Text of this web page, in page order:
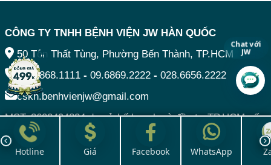
Hotline Giá Facebook WhatsApp
Chat với
JW
CÔNG TY TNHH BỆNH VIỆN JW HÀN QUỐC
50 Tôn Thất Tùng, Phường Bến Thành, TP.HCM
09.6868.1111 - 09.6869.2222 - 028.6656.2222
cskh.benhvienjw@gmail.com
MST: 3602494834 do sở kế hoạch và đầu tư TP.HCM cấp
ngày 10/05/2011